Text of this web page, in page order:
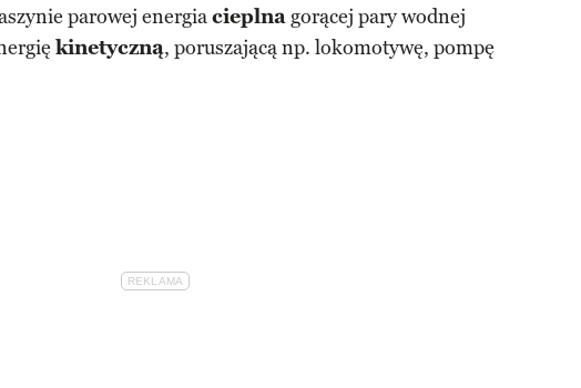
parowej energiacieplna gorącej pary wodnej
kinetyczną, poruszającą np. lokomotywę, pompę